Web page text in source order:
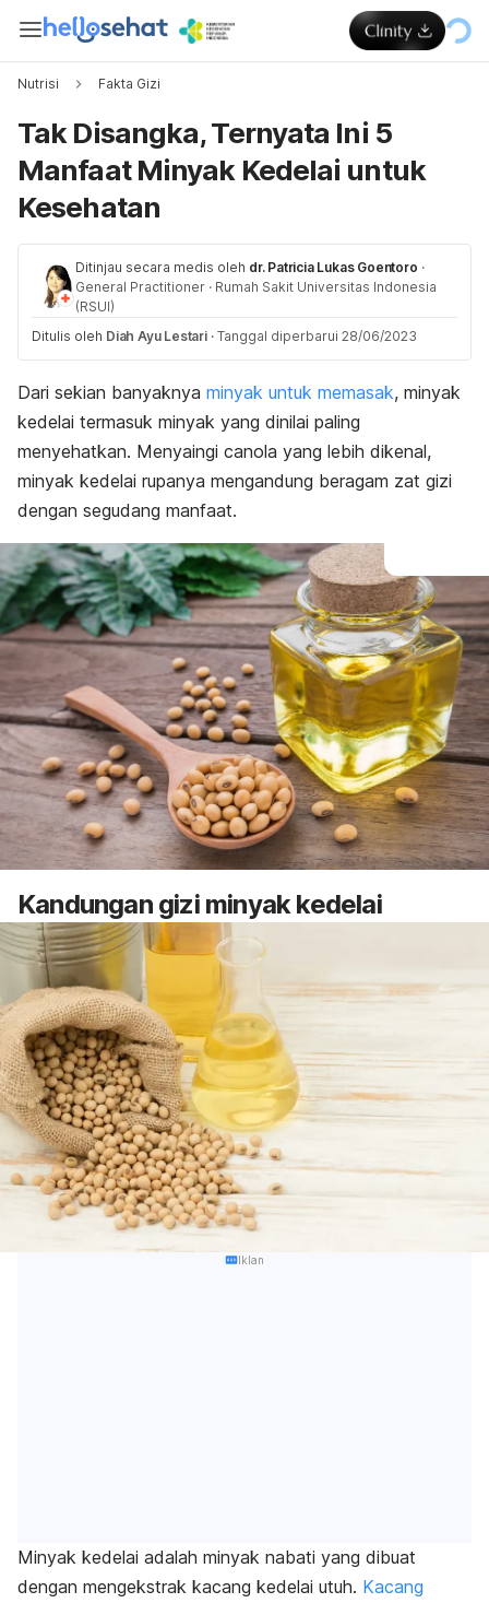
Nutrisi Fakta Gizi
Tak Disangka, Ternyata Ini 5
Manfaat Minyak Kedelai untuk
Kesehatan
Ditinjau secara medis oleh dr. Patricia Lukas Goentoro ·
General Practitioner · Rumah Sakit Universitas Indonesia
(RSUI)
Ditulis oleh Diah Ayu Lestari · Tanggal diperbarui 28/06/2023
Dari sekian banyaknya minyak untuk memasak, minyak
kedelai termasuk minyak yang dinilai paling
menyehatkan. Menyaingi canola yang lebih dikenal,
minyak kedelai rupanya mengandung beragam zat gizi
dengan segudang manfaat.
Kandungan gizi minyak kedelai
Iklan
Minyak kedelai adalah minyak nabati yang dibuat
dengan mengekstrak kacang kedelai utuh. Kacang